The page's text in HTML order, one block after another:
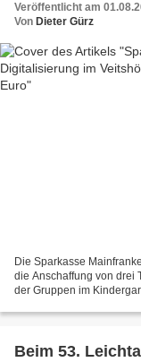
Veröffentlicht am
Von Dieter Gürz
Die Sparkasse
die Anschaffung von drei
der Gruppen im
Beim 53.